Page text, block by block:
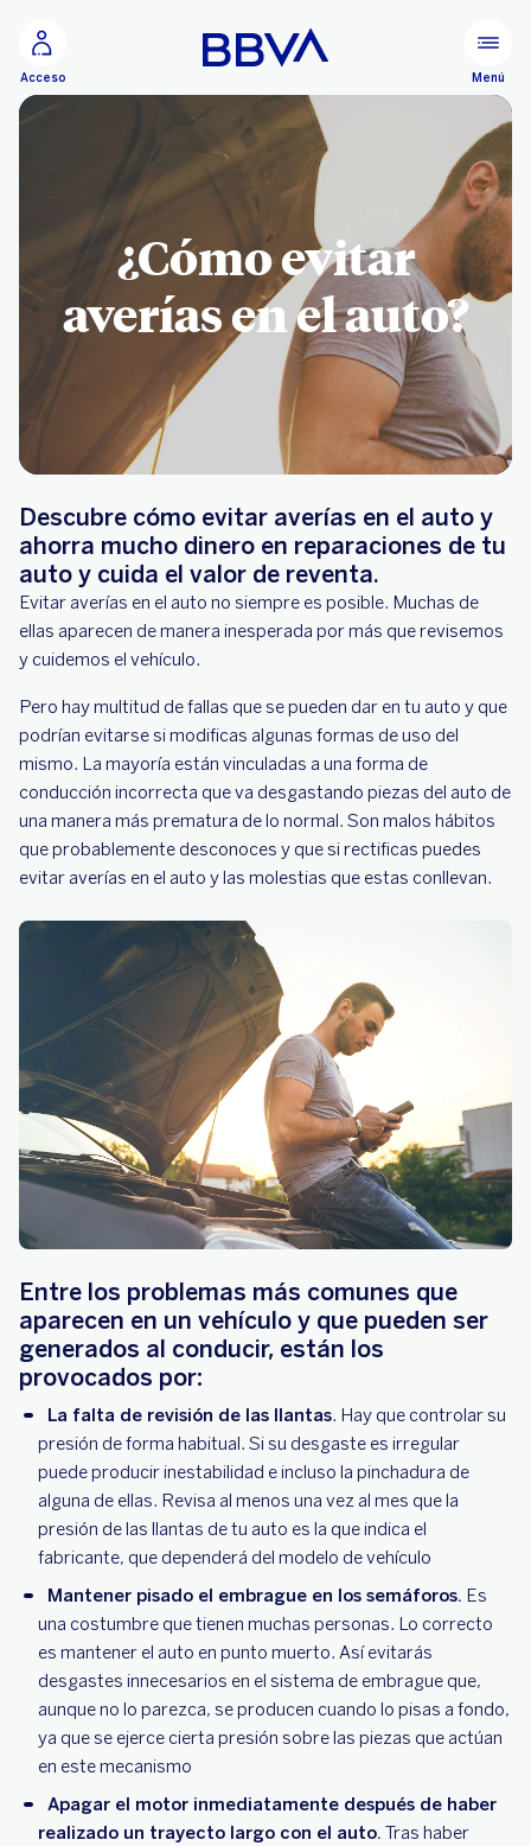
Acceso Menú
¿Cómo evitar
averías en el auto?
Descubre cómo evitar averías en el auto y
ahorra mucho dinero en reparaciones de tu
auto y cuida el valor de reventa.
Evitar averías en el auto no siempre es posible. Muchas de
ellas aparecen de manera inesperada por más que revisemos
y cuidemos el vehículo.
Pero hay multitud de fallas que se pueden dar en tu auto y que
podrían evitarse si modificas algunas formas de uso del
mismo. La mayoría están vinculadas a una forma de
conducción incorrecta que va desgastando piezas del auto de
una manera más prematura de lo normal. Son malos hábitos
que probablemente desconoces y que si rectificas puedes
evitar averías en el auto y las molestias que estas conllevan.
Entre los problemas más comunes que
aparecen en un vehículo y que pueden ser
generados al conducir, están los
provocados por:
La falta de revisión de las llantas. Hay que controlar su
presión de forma habitual. Si su desgaste es irregular
puede producir inestabilidad e incluso la pinchadura de
alguna de ellas. Revisa al menos una vez al mes que la
presión de las llantas de tu auto es la que indica el
fabricante, que dependerá del modelo de vehículo
Mantener pisado el embrague en los semáforos. Es
una costumbre que tienen muchas personas. Lo correcto
es mantener el auto en punto muerto. Así evitarás
desgastes innecesarios en el sistema de embrague que,
aunque no lo parezca, se producen cuando lo pisas a fondo,
ya que se ejerce cierta presión sobre las piezas que actúan
en este mecanismo
Apagar el motor inmediatamente después de haber
realizado un trayecto largo con el auto. Tras haber